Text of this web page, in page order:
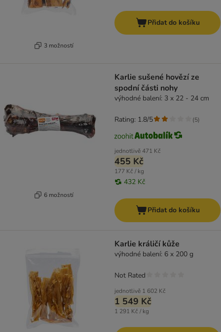
3 možností
Přidat do košíku
6 možností
Karlie sušené hovězí ze
spodní části nohy
výhodné balení: 3 x 22 - 24 cm
jednotlivě471 Kč
455 Kč
177 Kč / kg
432 Kč
Rating: 1.8/5 (5)
Přidat do košíku
Karlie králičí kůže
výhodné balení: 6 x 200 g
jednotlivě 1 602 Kč
1 549 Kč
1 291 Kč / kg
Not Rated